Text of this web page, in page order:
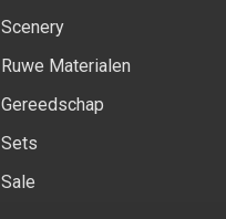
Scenery
Ruwe Materialen
Gereedschap
Sets
Sale